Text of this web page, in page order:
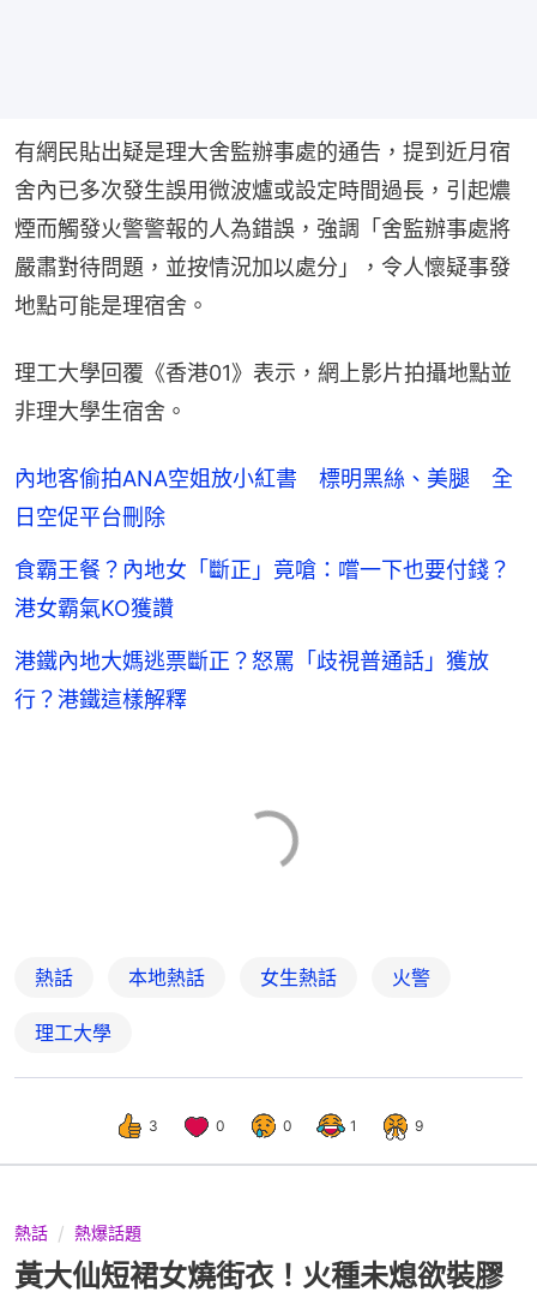
有網民貼出疑是理大舍監辦事處的通告，提到近月宿
舍內已多次發生誤用微波爐或設定時間過長，引起燶
煙而觸發火警警報的人為錯誤，強調「舍監辦事處將
嚴肅對待問題，並按情況加以處分」，令人懷疑事發
地點可能是理宿舍。
理工大學回覆《香港01》表示，網上影片拍攝地點並
非理大學生宿舍。
內地客偷拍ANA空姐放小紅書 標明黑絲、美腿 全
日空促平台刪除
食霸王餐？內地女「斷正」竟嗆：嚐一下也要付錢？
港女霸氣KO獲讚
港鐵內地大媽逃票斷正？怒罵「歧視普通話」獲放
行？港鐵這樣解釋
熱話 本地熱話 女生熱話 火警
理工大學
3 0 0 1 9
熱話 熱爆話題
黃大仙短裙女燒街衣！火種未熄欲裝膠